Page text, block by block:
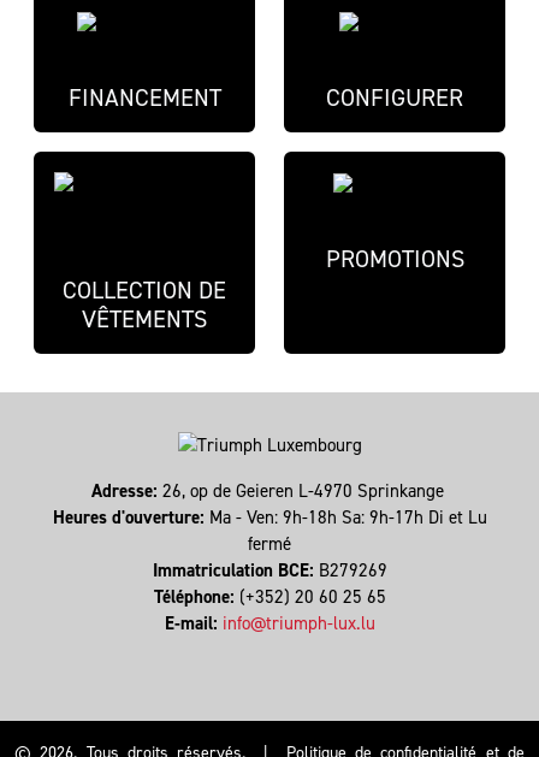
FINANCEMENT CONFIGURER
COLLECTION DE
VÊTEMENTS
PROMOTIONS
Adresse: 26, op de Geieren L-4970 Sprinkange
Heures d'ouverture: Ma - Ven: 9h-18h Sa: 9h-17h Di et Lu
fermé
Immatriculation BCE: B279269
Téléphone: (+352) 20 60 25 65
E-mail: info@triumph-lux.lu